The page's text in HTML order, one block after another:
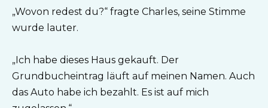
„Wovon redest du?“ fragte Charles, seine Stimme
wurde lauter.
„Ich habe dieses Haus gekauft. Der
Grundbucheintrag läuft auf meinen Namen. Auch
das Auto habe ich bezahlt. Es ist auf mich